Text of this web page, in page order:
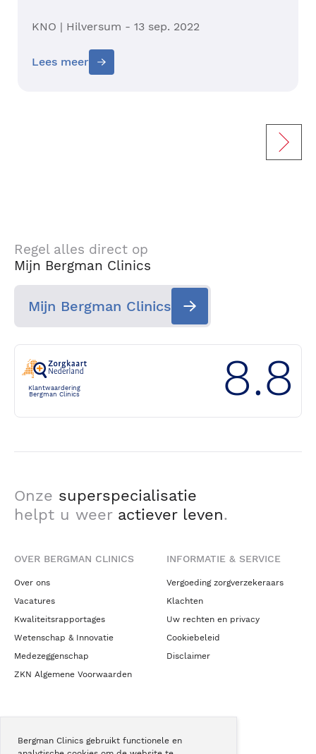
Bergman Clinics gebruikt functionele en
KNO | Hilversum - 13 sep. 2022
Lees meer
Regel alles direct op
Mijn Bergman Clinics
Mijn Bergman Clinics
Klantwaardering
Bergman Clinics
8.8
Onze superspecialisatie
helpt u weer actiever leven.
OVER BERGMAN CLINICS
Over ons
Vacatures
Kwaliteitsrapportages
Wetenschap & Innovatie
Medezeggenschap
ZKN Algemene Voorwaarden
INFORMATIE & SERVICE
Vergoeding zorgverzekeraars
Klachten
Uw rechten en privacy
Cookiebeleid
Disclaimer
Nieuws